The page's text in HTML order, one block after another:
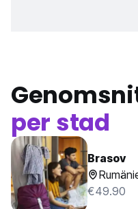
per stad
Brasov
€49.90